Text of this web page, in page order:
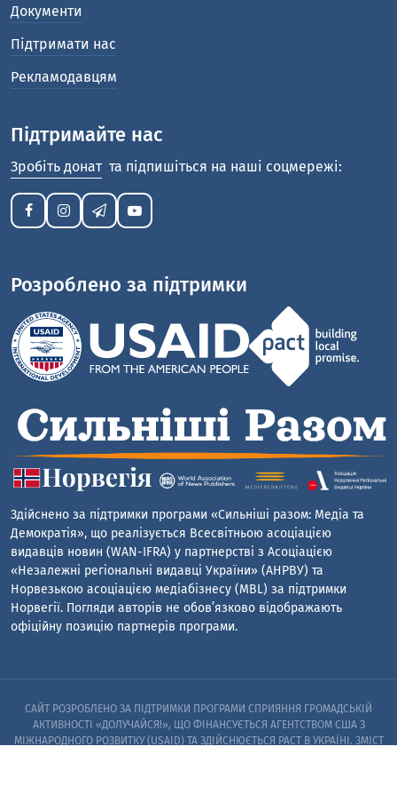
Документи
Підтримати нас
Рекламодавцям
Підтримайте нас
Зробіть донат та підпишіться на наші соцмережі:
Розроблено за підтримки
Здійснено за підтримки програми «Сильніші разом: Медіа та
Демократія», що реалізується Всесвітньою асоціацією
видавців новин (WAN-IFRA) у партнерстві з Асоціацією
«Незалежні регіональні видавці України» (АНРВУ) та
Норвезькою асоціацією медіабізнесу (MBL) за підтримки
Норвегії. Погляди авторів не обов’язково відображають
офіційну позицію партнерів програми.
САЙТ РОЗРОБЛЕНО ЗА ПІДТРИМКИ ПРОГРАМИ СПРИЯННЯ ГРОМАДСЬКІЙ
АКТИВНОСТІ «ДОЛУЧАЙСЯ!», ЩО ФІНАНСУЄТЬСЯ АГЕНТСТВОМ США З
МІЖНАРОДНОГО РОЗВИТКУ (USAID) ТА ЗДІЙСНЮЄТЬСЯ PACT В УКРАЇНІ. ЗМІСТ